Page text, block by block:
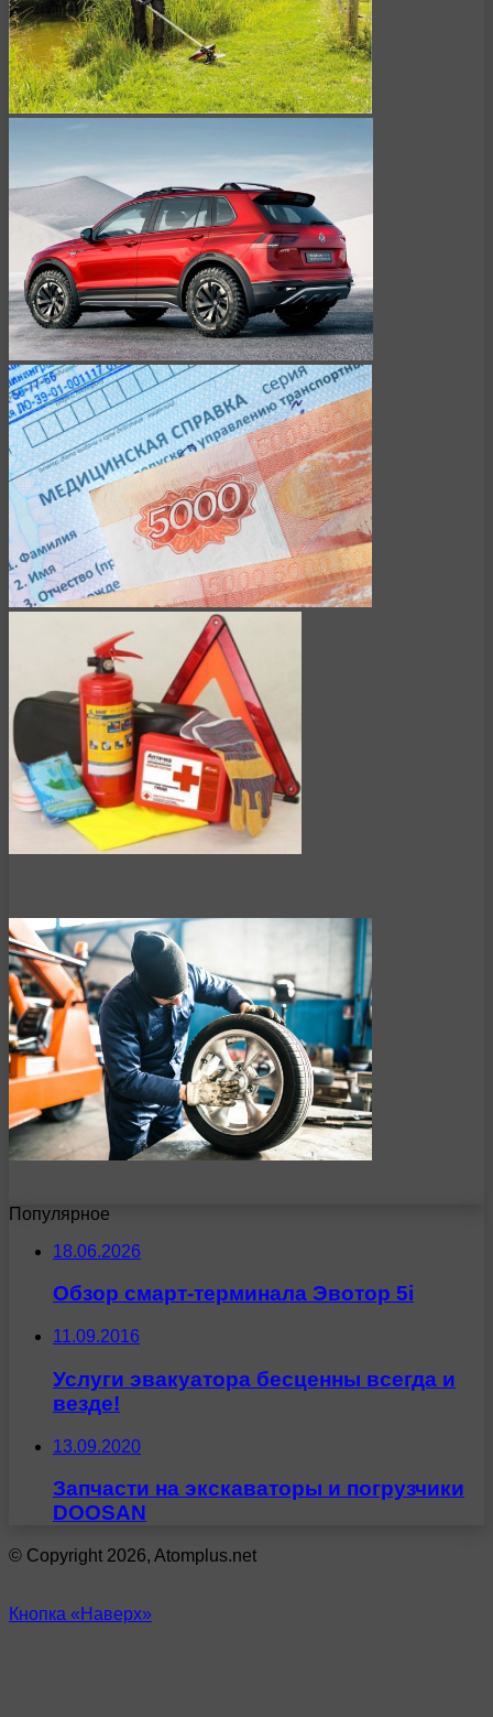
Популярное
18.06.2026
Обзор смарт-терминала Эвотор 5i
11.09.2016
Услуги эвакуатора бесценны всегда и
везде!
13.09.2020
Запчасти на экскаваторы и погрузчики
DOOSAN
© Copyright 2026, Atomplus.net
Кнопка «Наверх»